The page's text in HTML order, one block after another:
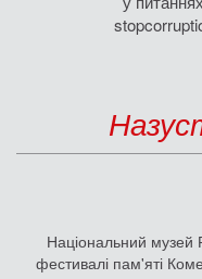
Національний музей
фестивалі пам'яті